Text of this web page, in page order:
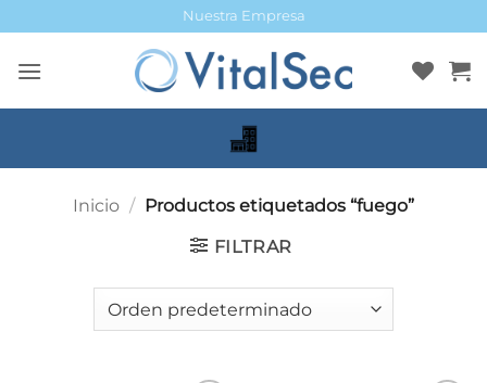
al
contenido
Nuestra Empresa
Inicio / Productos etiquetados “fuego”
FILTRAR